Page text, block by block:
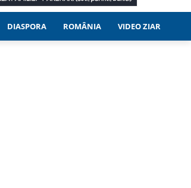
DIASPORA ROMÂNIA VIDEO ZIAR